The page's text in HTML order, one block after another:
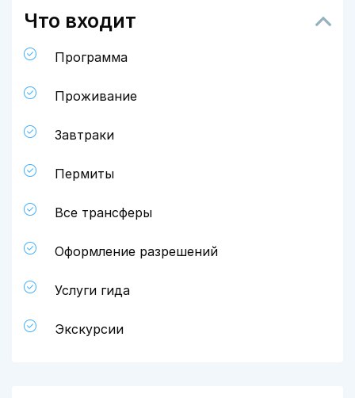
Что входит
Программа
Проживание
Завтраки
Пермиты
Все трансферы
Оформление разрешений
Услуги гида
Экскурсии